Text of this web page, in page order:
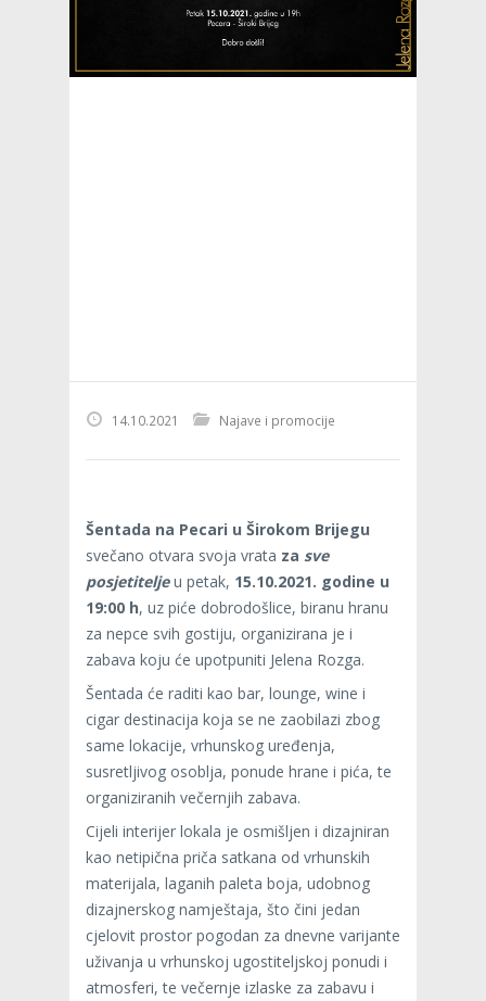
14.10.2021 Najave i promocije
Šentada na Pecari u Širokom Brijegu
svečano otvara svoja vrata za sve
posjetiteljeu petak, 15.10.2021. godine u
19:00 h, uz piće dobrodošlice, biranu hranu
za nepce svih gostiju, organizirana je i
zabava koju će upotpuniti Jelena Rozga.
Šentada će raditi kao bar, lounge, wine i
cigar destinacija koja se ne zaobilazi zbog
same lokacije, vrhunskog uređenja,
susretljivog osoblja, ponude hrane i pića, te
organiziranih večernjih zabava.
Cijeli interijer lokala je osmišljen i dizajniran
kao netipična priča satkana od vrhunskih
materijala, laganih paleta boja, udobnog
dizajnerskog namještaja, što čini jedan
cjelovit prostor pogodan za dnevne varijante
uživanja u vrhunskoj ugostiteljskoj ponudi i
atmosferi, te večernje izlaske za zabavu i